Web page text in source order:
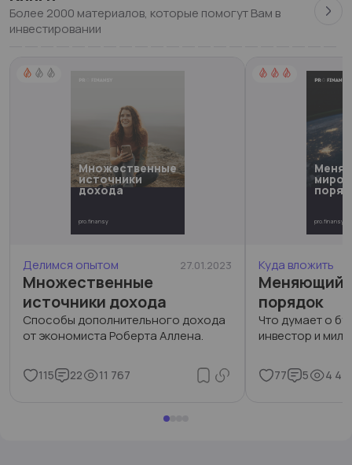
Более 2000 материалов, которые помогут Вам в
инвестировании
Множественные
источники
дохода
pro.finansy
Делимся опытом 27.01.2023
Множественные
источники дохода
Способы дополнительного дохода
от экономиста Роберта Аллена.
115 22 11 767
pro.finansy
Куда вложить
порядок
Что думает о
инвестор и
77 5 4